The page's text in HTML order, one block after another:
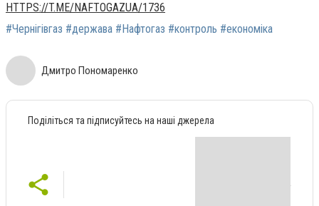
HTTPS://T.ME/NAFTOGAZUA/1736
#Чернігівгаз #держава #Нафтогаз #контроль #економіка
Дмитро Пономаренко
Поділіться та підписуйтесь на наші джерела